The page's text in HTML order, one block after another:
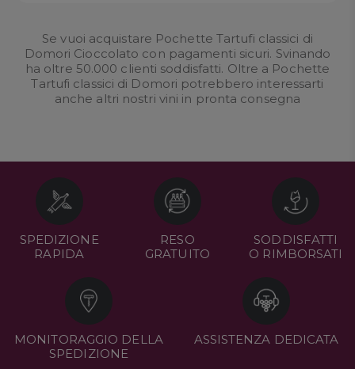
Se vuoi acquistare Pochette Tartufi classici di
Domori Cioccolato con pagamenti sicuri. Svinando
ha oltre 50.000 clienti soddisfatti. Oltre a Pochette
Tartufi classici di Domori potrebbero interessarti
anche altri nostri vini in pronta consegna
SPEDIZIONE
RAPIDA
RESO
GRATUITO
SODDISFATTI
O RIMBORSATI
MONITORAGGIO DELLA
SPEDIZIONE
ASSISTENZA DEDICATA